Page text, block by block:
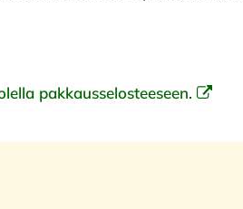
pakkausselosteeseen.